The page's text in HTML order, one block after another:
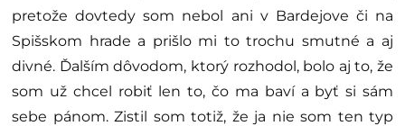
pretože dovtedy som nebol ani v Bardejove či na
Spišskom hrade a prišlo mi to trochu smutné a aj
divné. Ďalším dôvodom, ktorý rozhodol, bolo aj to, že
som už chcel robiť len to, čo ma baví a byť si sám
sebe pánom. Zistil som totiž, že ja nie som ten typ